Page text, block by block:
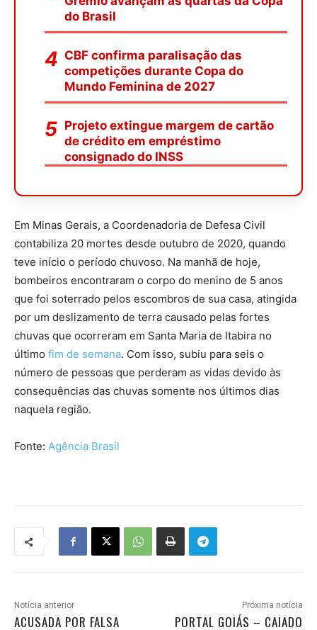
do Brasil
CBF confirma paralisação das
competições durante Copa do
Mundo Feminina de 2027
Projeto extingue margem de cartão
de crédito em empréstimo
consignado do INSS
Em Minas Gerais, a Coordenadoria de Defesa Civil
contabiliza 20 mortes desde outubro de 2020, quando
teve início o período chuvoso. Na manhã de hoje,
bombeiros encontraram o corpo do menino de 5 anos
que foi soterrado pelos escombros de sua casa, atingida
por um deslizamento de terra causado pelas fortes
chuvas que ocorreram em Santa Maria de Itabira no
último fim de semana. Com isso, subiu para seis o
número de pessoas que perderam as vidas devido às
consequências das chuvas somente nos últimos dias
naquela região.
Fonte: Agência Brasil
Notícia anterior
ACUSADA POR FALSA
Próxima notícia
PORTAL GOIÁS – CAIADO